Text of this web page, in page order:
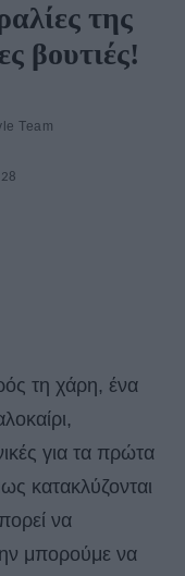
της
βουτιές!
Team
τη χάρη, ένα
για τα πρώτα
κατακλύζονται
να
μπορούμε να